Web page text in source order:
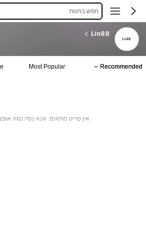
חפש בחנות
Lin88
Recommended
Most Popular
אין פריט מתאים. אנא נסי/ נסה